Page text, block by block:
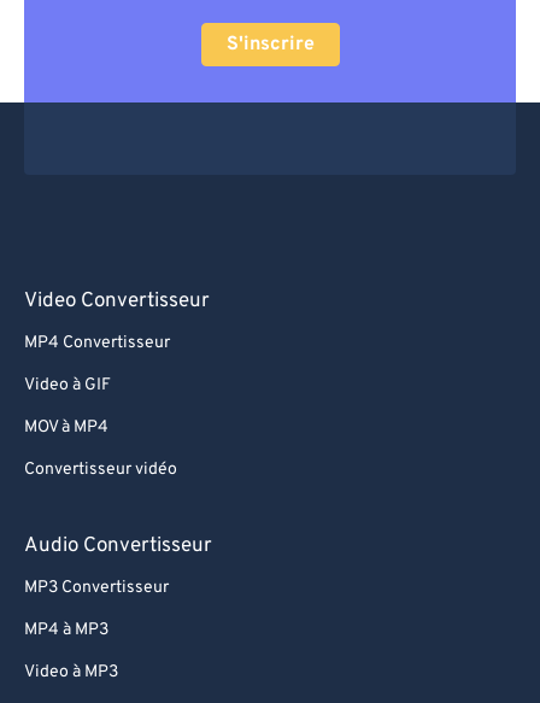
S'inscrire
Video Convertisseur
MP4 Convertisseur
Video à GIF
MOV à MP4
Convertisseur vidéo
Audio Convertisseur
MP3 Convertisseur
MP4 à MP3
Video à MP3